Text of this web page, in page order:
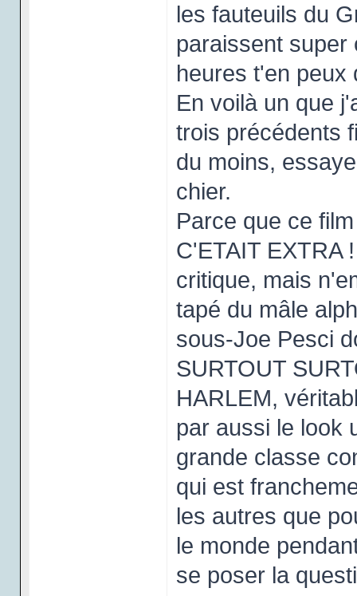
les fauteuils du
paraissent super
heures t'en peux
En voilà un que
trois précédents
du moins,
chier.
Parce que ce
C'ETAIT EXTRA
critique, mais
tapé du mâle
sous-Joe Pesci
SURTOUT
HARLEM,
par aussi le look
grande classe
qui est
les autres que
le monde
se poser la